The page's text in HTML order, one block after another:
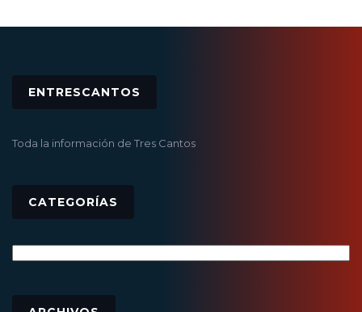
ENTRESCANTOS
Toda la información de Tres Cantos
CATEGORÍAS